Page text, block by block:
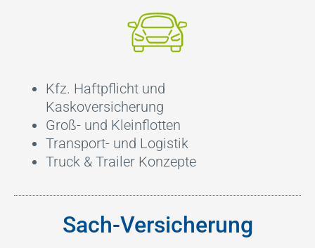
Kfz. Haftpflicht und
Kaskoversicherung
Groß- und Kleinflotten
Transport- und Logistik
Truck & Trailer Konzepte
Sach-Versicherung